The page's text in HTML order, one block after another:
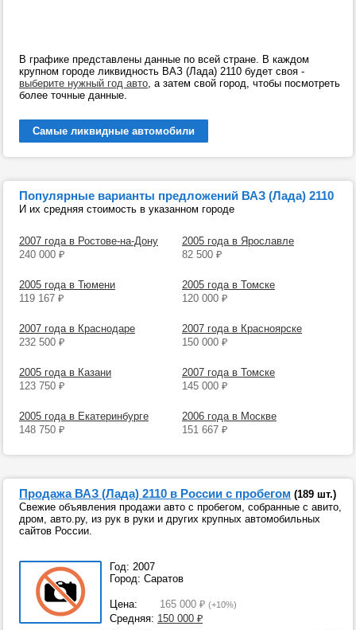
В графике представлены данные по всей стране. В каждом
крупном городе ликвидность ВАЗ (Лада) 2110 будет своя -
выберите нужный год авто, а затем свой город, чтобы посмотреть
более точные данные.
Самые ликвидные автомобили
Популярные варианты предложений ВАЗ (Лада) 2110
И их средняя стоимость в указанном городе
2007 года в Ростове-на-Дону
240 000 ₽
2005 года в Ярославле
82 500 ₽
2005 года в Тюмени
119 167 ₽
2005 года в Томске
120 000 ₽
2007 года в Краснодаре
232 500 ₽
2007 года в Красноярске
150 000 ₽
2005 года в Казани
123 750 ₽
2007 года в Томске
145 000 ₽
2005 года в Екатеринбурге
148 750 ₽
2006 года в Москве
151 667 ₽
Продажа ВАЗ (Лада) 2110 в России с пробегом (189 шт.)
Свежие объявления продажи авто с пробегом, собранные с авито,
дром, авто.ру, из рук в руки и других крупных автомобильных
сайтов России.
Год: 2007
Город: Саратов
Цена: 165 000 ₽ (+10%)
Средняя: 150 000 ₽